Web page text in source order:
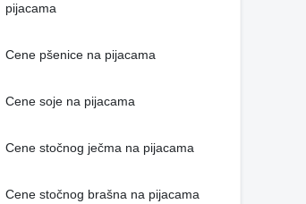
pijacama
Cene pšenice na pijacama
Cene soje na pijacama
Cene stočnog ječma na pijacama
Cene stočnog brašna na pijacama